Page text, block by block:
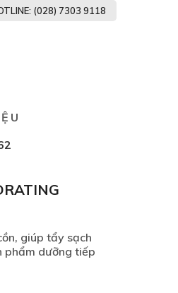
(028) 7303 9118
giúp tẩy sạch
phẩm dưỡng tiếp